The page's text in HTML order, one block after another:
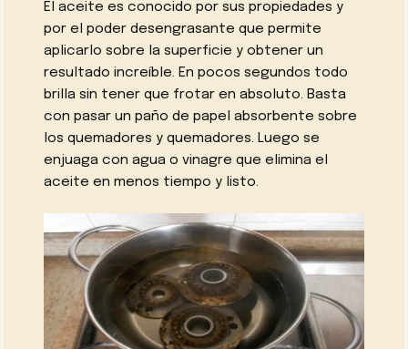
El aceite es conocido por sus propiedades y
por el poder desengrasante que permite
aplicarlo sobre la superficie y obtener un
resultado increíble. En pocos segundos todo
brilla sin tener que frotar en absoluto. Basta
con pasar un paño de papel absorbente sobre
los quemadores y quemadores. Luego se
enjuaga con agua o vinagre que elimina el
aceite en menos tiempo y listo.